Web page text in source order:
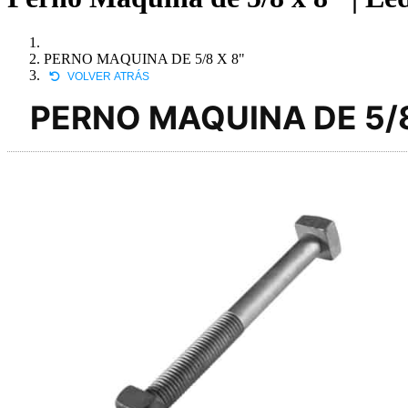
PERNO MAQUINA DE 5/8 X 8"
VOLVER ATRÁS
PERNO MAQUINA DE